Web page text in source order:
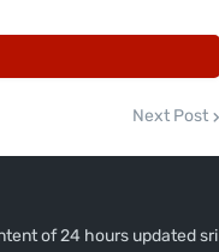
Next Post
of 24 hours updated sri